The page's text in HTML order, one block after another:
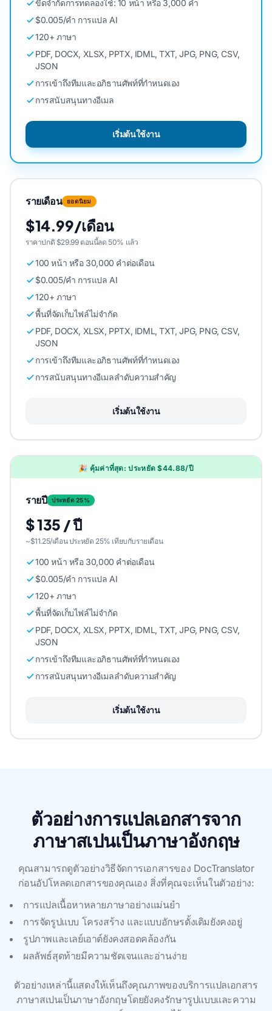
ขีดจํากัดการทดลองใช้: 10 หน้า หรือ 3,000 คํา
$0.005/คํา การแปล AI
120+ ภาษา
PDF, DOCX, XLSX, PPTX, IDML, TXT, JPG, PNG, CSV,
JSON
การเข้าถึงทีมและอภิธานศัพท์ที่กําหนดเอง
การสนับสนุนทางอีเมล
เริ่มต้นใช้งาน
รายเดือน ยอดนิยม
$14.99/เดือน
ราคาปกติ $29.99 ตอนนี้ลด 50% แล้ว
100 หน้า หรือ 30,000 คําต่อเดือน
$0.005/คํา การแปล AI
120+ ภาษา
พื้นที่จัดเก็บไฟล์ไม่จํากัด
PDF, DOCX, XLSX, PPTX, IDML, TXT, JPG, PNG, CSV,
JSON
การเข้าถึงทีมและอภิธานศัพท์ที่กําหนดเอง
การสนับสนุนทางอีเมลลําดับความสําคัญ
เริ่มต้นใช้งาน
🎉 คุ้มค่าที่สุด: ประหยัด $44.88/ปี
รายปี ประหยัด 25%
$ 135 / ปี
~$11.25/เดือน ประหยัด 25% เทียบกับรายเดือน
100 หน้า หรือ 30,000 คําต่อเดือน
$0.005/คํา การแปล AI
120+ ภาษา
พื้นที่จัดเก็บไฟล์ไม่จํากัด
PDF, DOCX, XLSX, PPTX, IDML, TXT, JPG, PNG, CSV,
JSON
การเข้าถึงทีมและอภิธานศัพท์ที่กําหนดเอง
การสนับสนุนทางอีเมลลําดับความสําคัญ
เริ่มต้นใช้งาน
ตัวอย่างการแปลเอกสารจาก
ภาษาสเปนเป็นภาษาอังกฤษ
คุณสามารถดูตัวอย่างวิธีจัดการเอกสารของ DocTranslator
ก่อนอัปโหลดเอกสารของคุณเอง สิ่งที่คุณจะเห็นในตัวอย่าง:
การแปลเนื้อหาหลายภาษาอย่างแม่นยำ
การจัดรูปแบบ โครงสร้าง และแบบอักษรดั้งเดิมยังคงอยู่
รูปภาพและเลย์เอาต์ยังคงสอดคล้องกัน
ผลลัพธ์สุดท้ายมีความชัดเจนและอ่านง่าย
ตัวอย่างเหล่านี้แสดงให้เห็นถึงคุณภาพของบริการแปลเอกสาร
ภาษาสเปนเป็นภาษาอังกฤษโดยยังคงรักษารูปแบบและความ